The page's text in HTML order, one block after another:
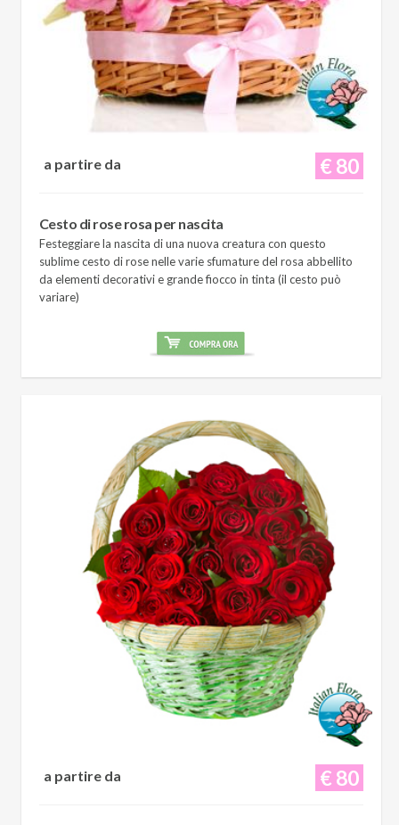
€ 80
a partire da
Cesto di rose rosa per nascita
Festeggiare la nascita di una nuova creatura con questo
sublime cesto di rose nelle varie sfumature del rosa abbellito
da elementi decorativi e grande fiocco in tinta (il cesto può
variare)
€ 80
a partire da